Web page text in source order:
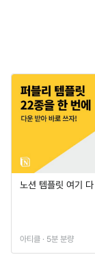
노션 템플릿 여기
아티클 · 5분 분량